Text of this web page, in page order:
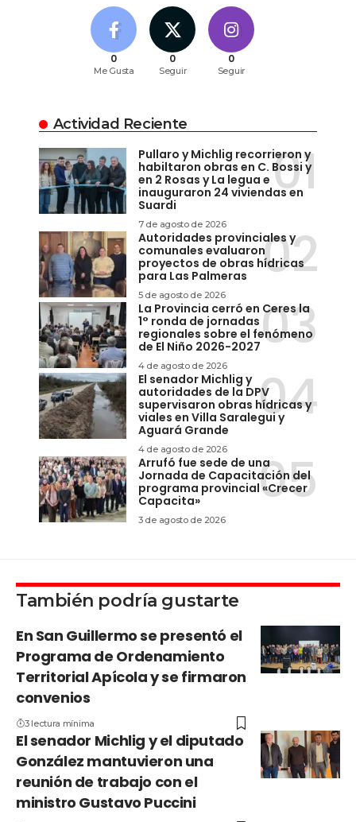
0
Me Gusta
0
Seguir
0
Seguir
Actividad Reciente
Pullaro y Michlig recorrieron y
habiltaron obras en C. Bossi y
en 2 Rosas y La legua e
inauguraron 24 viviendas en
Suardi
7 de agosto de 2026
Autoridades provinciales y
comunales evaluaron
proyectos de obras hídricas
para Las Palmeras
5 de agosto de 2026
La Provincia cerró en Ceres la
1° ronda de jornadas
regionales sobre el fenómeno
de El Niño 2026-2027
4 de agosto de 2026
El senador Michlig y
autoridades de la DPV
supervisaron obras hídricas y
viales en Villa Saralegui y
Aguará Grande
4 de agosto de 2026
Arrufó fue sede de una
Jornada de Capacitación del
programa provincial «Crecer
Capacita»
3 de agosto de 2026
También podría gustarte
En San Guillermo se presentó el
Programa de Ordenamiento
Territorial Apícola y se firmaron
convenios
3 lectura mínima
El senador Michlig y el diputado
González mantuvieron una
reunión de trabajo con el
ministro Gustavo Puccini